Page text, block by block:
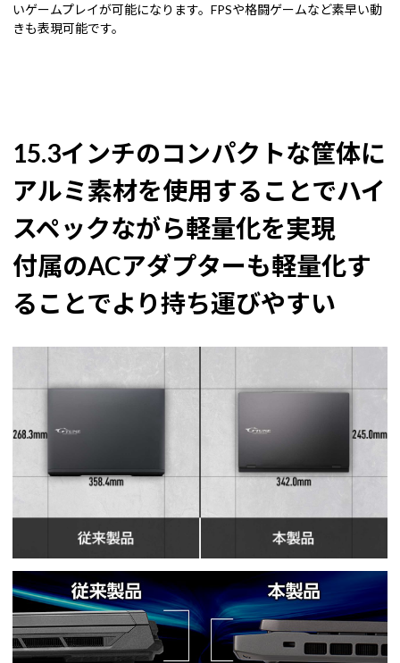
いゲームプレイが可能になります。FPSや格闘ゲームなど素早い動
きも表現可能です。
15.3インチのコンパクトな筐体に
アルミ素材を使用することでハイ
スペックながら軽量化を実現
付属のACアダプターも軽量化す
ることでより持ち運びやすい